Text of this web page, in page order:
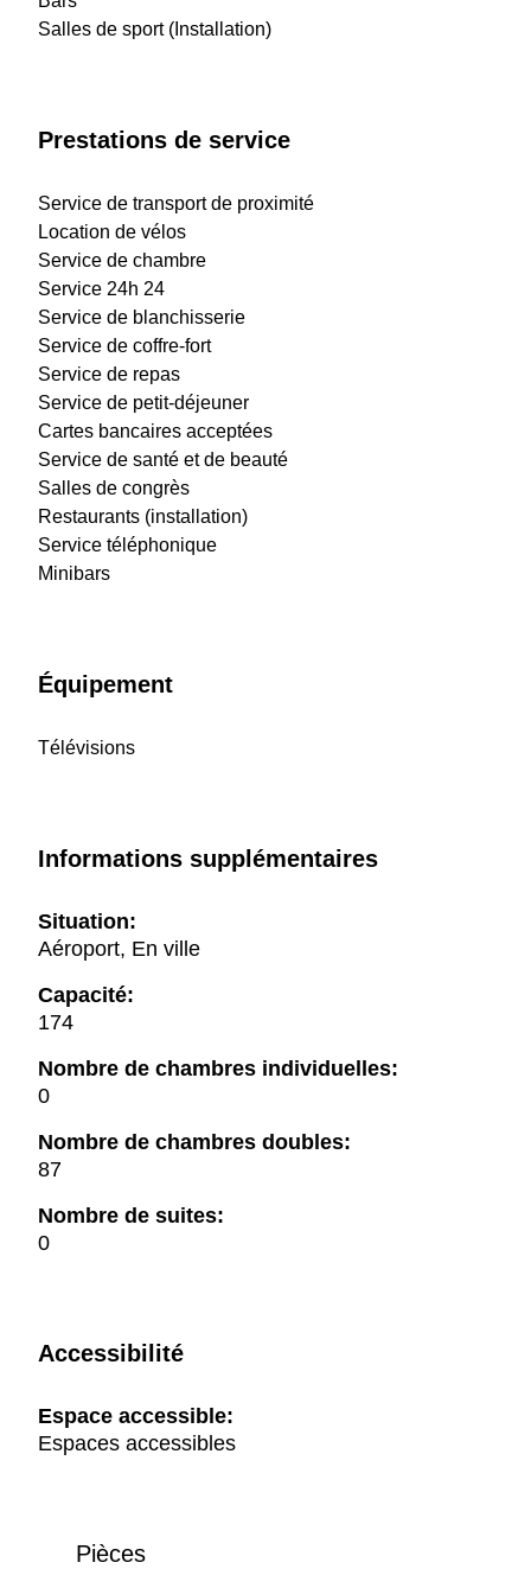
Salles de sport (Installation)
Prestations de service
Service de transport de proximité
Location de vélos
Service de chambre
Service 24h 24
Service de blanchisserie
Service de coffre-fort
Service de repas
Service de petit-déjeuner
Cartes bancaires acceptées
Service de santé et de beauté
Salles de congrès
Restaurants (installation)
Service téléphonique
Minibars
Équipement
Télévisions
Informations supplémentaires
Situation:
Aéroport, En ville
Capacité:
174
Nombre de chambres individuelles:
0
Nombre de chambres doubles:
87
Nombre de suites:
0
Accessibilité
Espace accessible:
Espaces accessibles
Pièces